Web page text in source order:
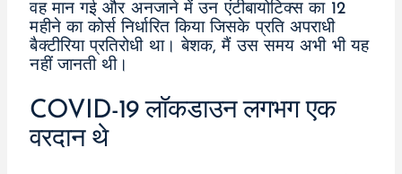
वह मान गई और अनजाने में उन एंटीबायोटिक्स का 12
महीने का कोर्स निर्धारित किया जिसके प्रति अपराधी
बैक्टीरिया प्रतिरोधी था। बेशक, मैं उस समय अभी भी यह
नहीं जानती थी।
COVID-19 लॉकडाउन लगभग एक
वरदान थे